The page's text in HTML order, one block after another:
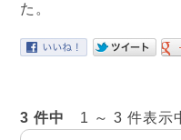
た。
3 件中 1 ～ 3 件表示